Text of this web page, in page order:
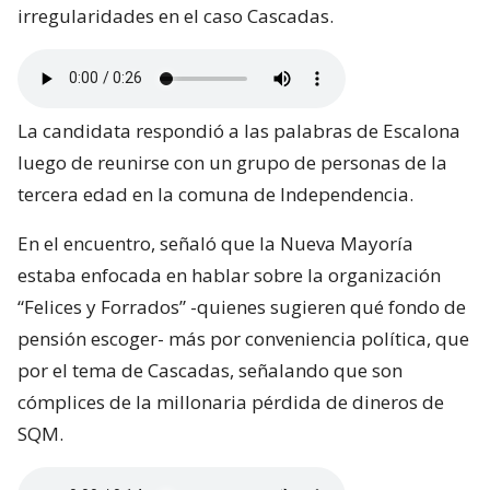
irregularidades en el caso Cascadas.
La candidata respondió a las palabras de Escalona
luego de reunirse con un grupo de personas de la
tercera edad en la comuna de Independencia.
En el encuentro, señaló que la Nueva Mayoría
estaba enfocada en hablar sobre la organización
“Felices y Forrados” -quienes sugieren qué fondo de
pensión escoger- más por conveniencia política, que
por el tema de Cascadas, señalando que son
cómplices de la millonaria pérdida de dineros de
SQM.